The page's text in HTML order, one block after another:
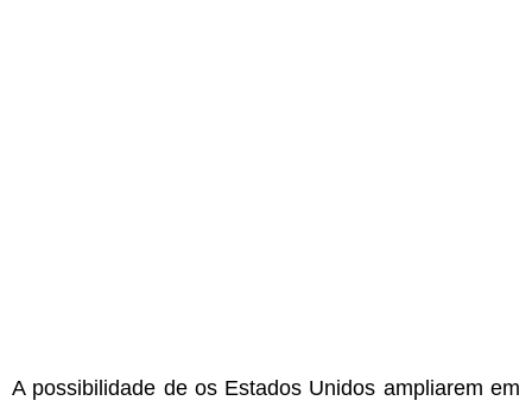
A possibilidade de os Estados Unidos ampliarem em